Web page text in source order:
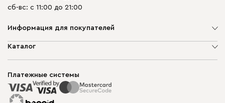
сб-вс: с 11:00 до 21:00
Информация для покупателей
О компании
Способы оплаты
Рассрочка и кредит
Гарантия
Каталог
Корпусная мебель
Распродажа мебели
Платежные системы